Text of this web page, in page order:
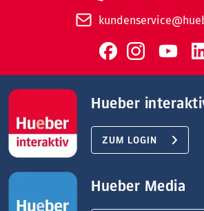
Hueber
ZUM LOGIN
Hueber Media